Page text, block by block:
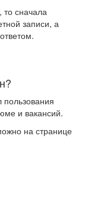
то сначала
записи, а
и вакансий.
на странице